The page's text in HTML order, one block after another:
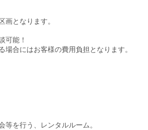
画となります。
可能！
場合にはお客様の費用負担となります。
等を行う、レンタルルーム。